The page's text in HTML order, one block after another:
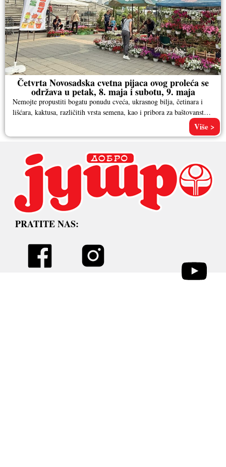
Četvrta Novosadska cvetna pijaca ovog proleća se
održava u petak, 8. maja i subotu, 9. maja
Nemojte propustiti bogatu ponudu cveća, ukrasnog bilja, četinara i
lišćara, kaktusa, različitih vrsta semena, kao i pribora za baštovanstvo.
Više >
PRATITE NAS: